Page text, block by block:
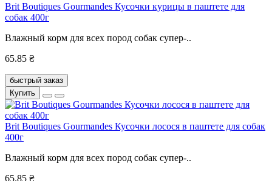
Brit Boutiques Gourmandes Кусочки курицы в паштете для
собак 400г
Влажный корм для всех пород собак супер-..
65.85 ₴
быстрый заказ
Купить
Brit Boutiques Gourmandes Кусочки лосося в паштете для собак
400г
Влажный корм для всех пород собак супер-..
65.85 ₴